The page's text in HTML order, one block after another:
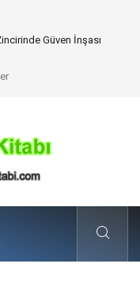
Ve Uç Nokta Konforu